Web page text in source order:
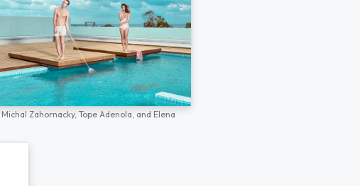
Michal Zahornacky, Tope Adenola, and Elena